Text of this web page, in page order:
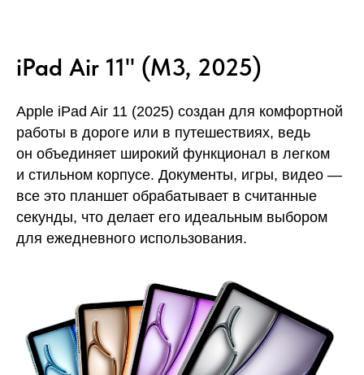
iPad Air 11" (M3, 2025)
Apple iPad Air 11 (2025) создан для комфортной
работы в дороге или в путешествиях, ведь
он объединяет широкий функционал в легком
и стильном корпусе. Документы, игры, видео —
все это планшет обрабатывает в считанные
секунды, что делает его идеальным выбором
для ежедневного использования.